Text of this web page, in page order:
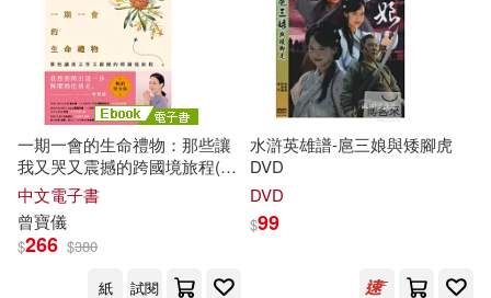
一期一會的生命禮物：那些讓
我又哭又震撼的跨國境旅程(暢
銷燙金版) (電子書)
中文電子書
曾寶儀
$266 $380
紙
試閱
水滸英雄譜-扈三娘與矮腳虎
DVD
DVD
$99